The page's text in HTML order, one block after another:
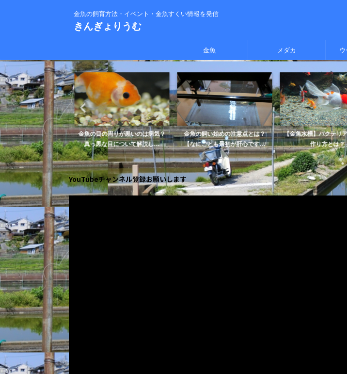
金魚の飼育方法・イベント・金魚すくい情報を発信
きんぎょりうむ
金魚 メダカ
カはどちらが飼いやす
ちらも素敵ですよ...
金魚の目の周りが黒いのは病気？
真っ黒な目について解説し...
金魚の飼い始めの注意点とは？
【なにごとも最初が肝心です...
【金魚水槽】バクテリ
作り方とは？
YouTubeチャンネル登録お願いします
動
画
プ
レ
ー
ヤ
ー